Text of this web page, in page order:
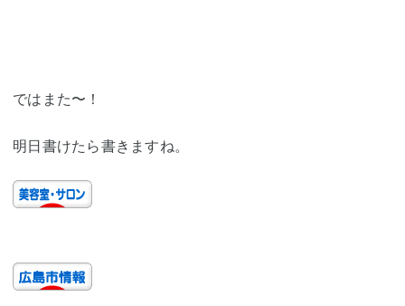
ではまた〜！
明日書けたら書きますね。